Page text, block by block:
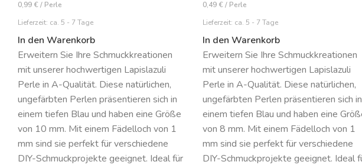
0,99 € / Perle
Lieferzeit: ca. 5 - 7 Tage
In den Warenkorb
Erweitern Sie Ihre Schmuckkreationen
mit unserer hochwertigen Lapislazuli
Perle in A-Qualität. Diese natürlichen,
ungefärbten Perlen präsentieren sich in
einem tiefen Blau und haben eine Größe
von 10 mm. Mit einem Fädelloch von 1
mm sind sie perfekt für verschiedene
DIY-Schmuckprojekte geeignet. Ideal für
0,49 € / Perle
Lieferzeit: ca. 5 - 7 Tage
In den Warenkorb
Erweitern Sie Ihre Schmuckkreationen
mit unserer hochwertigen Lapislazuli
Perle in A-Qualität. Diese natürlichen,
ungefärbten Perlen präsentieren sich in
einem tiefen Blau und haben eine
von 8 mm. Mit einem Fädelloch von 1
mm sind sie perfekt für verschiedene
DIY-Schmuckprojekte geeignet. Ideal